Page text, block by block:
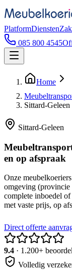
PlatformDiensten
085 800 4545
Home
Sittard-Geleen
Sittard-Geleen
en op afspraak
Onze
omgeving (provincie
complete inboedel
met vaste prijs, op
Direct offerte
9.4 · 1.200+
Volledig